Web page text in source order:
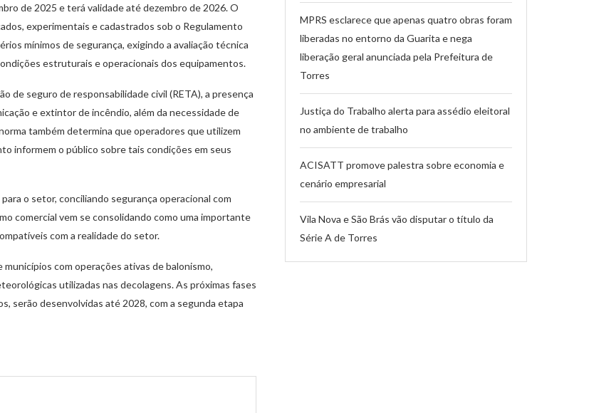
de 2025 e terá validade até dezembro de 2026. O
experimentais e cadastrados sob o Regulamento
mínimos de segurança, exigindo a avaliação técnica
estruturais e operacionais dos equipamentos.
de seguro de responsabilidade civil (RETA), a presença
e extintor de incêndio, além da necessidade de
também determina que operadores que utilizem
informem o público sobre tais condições em seus
o setor, conciliando segurança operacional com
comercial vem se consolidando como uma importante
com a realidade do setor.
com operações ativas de balonismo,
utilizadas nas decolagens. As próximas fases
serão desenvolvidas até 2028, com a segunda etapa
MPRS esclarece que apenas quatro obras foram
liberadas no entorno da Guarita e nega
liberação geral anunciada pela Prefeitura de
Torres
Justiça do Trabalho alerta para assédio eleitoral
no ambiente de trabalho
ACISATT promove palestra sobre economia e
cenário empresarial
Vila Nova e São Brás vão disputar o título da
Série A de Torres